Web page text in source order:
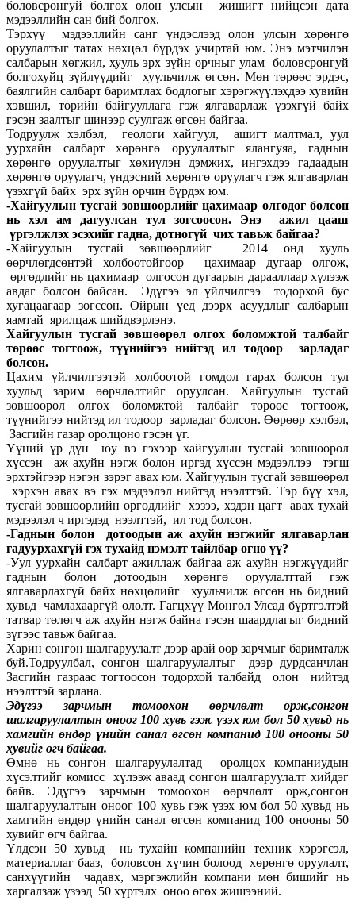
боловсронгуй болгох олон улсын жишигт нийцсэн дата
мэдээллийн сан бий болгох.
Тэрхүү мэдээллийн санг үндэслээд олон улсын хөрөнгө
оруулалтыг татах нөхцөл бүрдэх учиртай юм. Энэ мэтчилэн
салбарын хөгжил, хууль эрх зүйн орчныг улам боловсронгуй
болгохуйц зүйлүүдийг хуульчилж өгсөн. Мөн төрөөс эрдэс,
баялгийн салбарт баримтлах бодлогыг хэрэгжүүлэхдээ хувийн
хэвшил, төрийн байгууллага гэж ялгаварлаж үзэхгүй байх
гэсэн заалтыг шинээр суулгаж өгсөн байгаа.
Тодруулж хэлбэл, геологи хайгуул, ашигт малтмал, уул
уурхайн салбарт хөрөнгө оруулалтыг ялангуяа, гаднын
хөрөнгө оруулалтыг хөхиүлэн дэмжих, ингэхдээ гадаадын
хөрөнгө оруулагч, үндэсний хөрөнгө оруулагч гэж ялгаварлан
үзэхгүй байх эрх зүйн орчин бүрдэх юм.
-Хайгуулын тусгай зөвшөөрлийг цахимаар олгодог болсон
нь хэл ам дагуулсан тул зогсоосон. Энэ ажил цааш
үргэлжлэх эсэхийг гадна, дотногүй чих тавьж байгаа?
-Хайгуулын тусгай зөвшөөрлийг 2014 онд хууль
өөрчлөгдсөнтэй холбоотойгоор цахимаар дугаар олгож,
өргөдлийг нь цахимаар олгосон дугаарын дарааллаар хүлээж
авдаг болсон байсан. Эдүгээ эл үйлчилгээ тодорхой бус
хугацаагаар зогссон. Ойрын үед дээрх асуудлыг салбарын
яамтай ярилцаж шийдвэрлэнэ.
Хайгуулын тусгай зөвшөөрөл олгох боломжтой талбайг
төрөөс тогтоож, түүнийгээ нийтэд ил тодоор зарладаг
болсон.
Цахим үйлчилгээтэй холбоотой гомдол гарах болсон тул
хуульд зарим өөрчлөлтийг оруулсан. Хайгуулын тусгай
зөвшөөрөл олгох боломжтой талбайг төрөөс тогтоож,
түүнийгээ нийтэд ил тодоор зарладаг болсон. Өөрөөр хэлбэл,
Засгийн газар оролцоно гэсэн үг.
Үүний үр дүн юу вэ гэхээр хайгуулын тусгай зөвшөөрөл
хүссэн аж ахуйн нэгж болон иргэд хүссэн мэдээллээ тэгш
эрхтэйгээр нэгэн зэрэг авах юм. Хайгуулын тусгай зөвшөөрөл
хэрхэн авах вэ гэх мэдээлэл нийтэд нээлттэй. Тэр бүү хэл,
тусгай зөвшөөрлийн өргөдлийг хэзээ, хэдэн цагт авах тухай
мэдээлэл ч иргэдэд нээлттэй, ил тод болсон.
-Гаднын болон дотоодын аж ахуйн нэгжийг ялгаварлан
гадуурхахгүй гэх тухайд нэмэлт тайлбар өгнө үү?
-Уул уурхайн салбарт ажиллаж байгаа аж ахуйн нэгжүүдийг
гаднын болон дотоодын хөрөнгө оруулалттай гэж
ялгаварлахгүй байх нөхцөлийг хуульчилж өгсөн нь бидний
хувьд чамлахааргүй ололт. Гагцхүү Монгол Улсад бүртгэлтэй
татвар төлөгч аж ахуйн нэгж байна гэсэн шаардлагыг бидний
зүгээс тавьж байгаа.
Харин сонгон шалгаруулалт дээр арай өөр зарчмыг баримталж
буй.Тодруулбал, сонгон шалгаруулалтыг дээр дурдсанчлан
Засгийн газраас тогтоосон тодорхой талбайд олон нийтэд
нээлттэй зарлана.
Эдүгээ зарчмын томоохон өөрчлөлт орж,сонгон
шалгаруулалтын оноог 100 хувь гэж үзэх юм бол 50 хувьд нь
хамгийн өндөр үнийн санал өгсөн компанид 100 онооны 50
хувийг өгч байгаа.
Өмнө нь сонгон шалгаруулалтад оролцох компаниудын
хүсэлтийг комисс хүлээж аваад сонгон шалгаруулалт хийдэг
байв. Эдүгээ зарчмын томоохон өөрчлөлт орж,сонгон
шалгаруулалтын оноог 100 хувь гэж үзэх юм бол 50 хувьд нь
хамгийн өндөр үнийн санал өгсөн компанид 100 онооны 50
хувийг өгч байгаа.
Үлдсэн 50 хувьд нь тухайн компанийн техник хэрэгсэл,
материаллаг бааз, боловсон хүчин болоод хөрөнгө оруулалт,
санхүүгийн чадавх, мэргэжлийн компани мөн бишийг нь
харгалзаж үзээд 50 хүртэлх оноо өгөх жишээний.